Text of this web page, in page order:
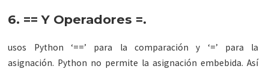
6. == Y Operadores =.
usos Python ‘==’ para la comparación y ‘=’ para la
asignación. Python no permite la asignación embebida. Así